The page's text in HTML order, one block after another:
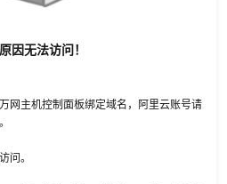
因无法访问！
网主机控制面板绑定域名，阿里云账号请
问。